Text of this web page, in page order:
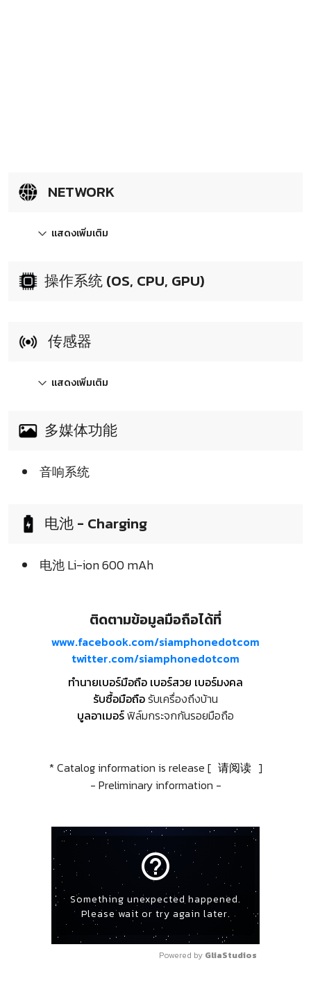
NETWORK
แสดงเพิ่มเติม
操作系统 (OS, CPU, GPU)
传感器
แสดงเพิ่มเติม
多媒体功能
音响系统
电池 - Charging
电池 Li-ion 600 mAh
ติดตามข้อมูลมือถือได้ที่
www.facebook.com/siamphonedotcom
twitter.com/siamphonedotcom
ทำนายเบอร์มือถือ เบอร์สวย เบอร์มงคล
รับซื้อมือถือรับเครื่องถึงบ้าน
บูลอาเมอร์ฟิล์มกระจกกันรอยมือถือ
* Catalog information is release [ 请阅读 ]
- Preliminary information -
help_outline
Something unexpected happened.
Please wait or try again later.
Powered by GliaStudios